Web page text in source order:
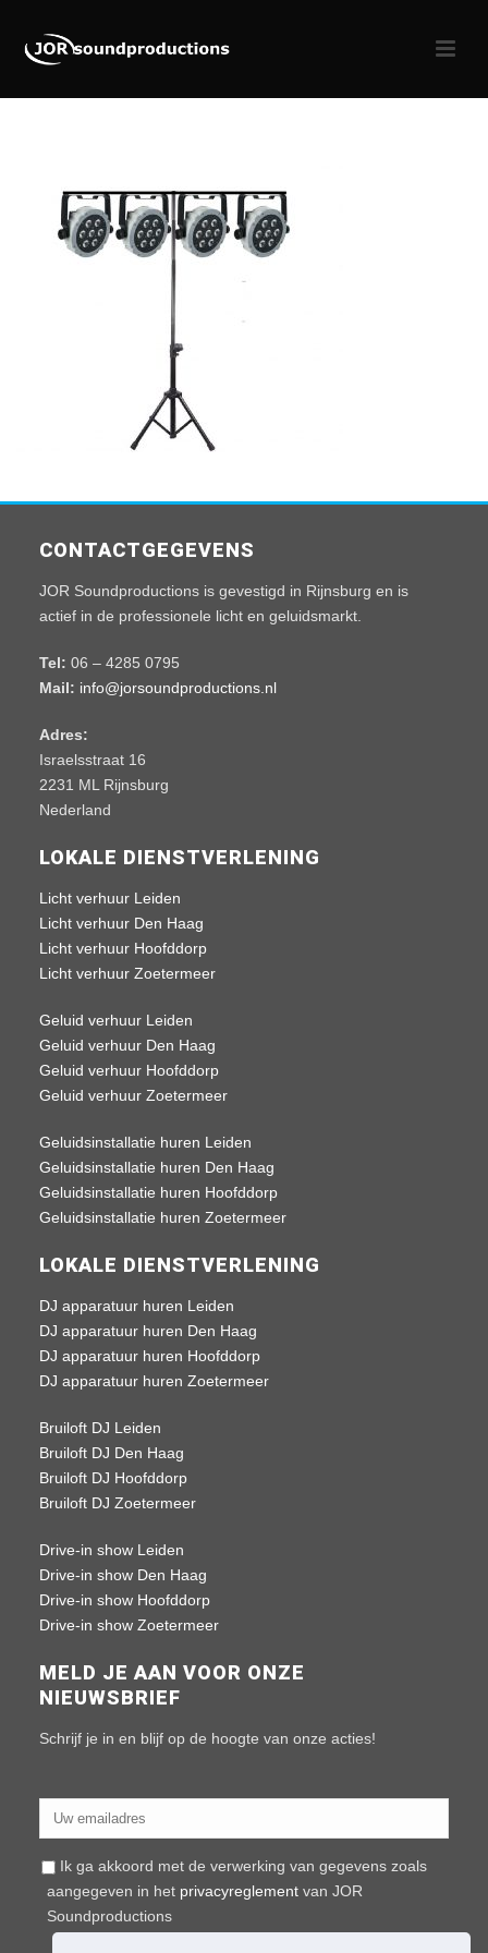
CONTACTGEGEVENS
JOR Soundproductions is gevestigd in Rijnsburg en is
actief in de professionele licht en geluidsmarkt.
Tel: 06 – 4285 0795
Mail: info@jorsoundproductions.nl
Adres:
Israelsstraat 16
2231 ML Rijnsburg
Nederland
LOKALE DIENSTVERLENING
Licht verhuur Leiden
Licht verhuur Den Haag
Licht verhuur Hoofddorp
Licht verhuur Zoetermeer
Geluid verhuur Leiden
Geluid verhuur Den Haag
Geluid verhuur Hoofddorp
Geluid verhuur Zoetermeer
Geluidsinstallatie huren Leiden
Geluidsinstallatie huren Den Haag
Geluidsinstallatie huren Hoofddorp
Geluidsinstallatie huren Zoetermeer
LOKALE DIENSTVERLENING
DJ apparatuur huren Leiden
DJ apparatuur huren Den Haag
DJ apparatuur huren Hoofddorp
DJ apparatuur huren Zoetermeer
Bruiloft DJ Leiden
Bruiloft DJ Den Haag
Bruiloft DJ Hoofddorp
Bruiloft DJ Zoetermeer
Drive-in show Leiden
Drive-in show Den Haag
Drive-in show Hoofddorp
Drive-in show Zoetermeer
MELD JE AAN VOOR ONZE
NIEUWSBRIEF
Schrijf je in en blijf op de hoogte van onze acties!
Ik ga akkoord met de verwerking van gegevens zoals
aangegeven in het privacyreglement van JOR
Soundproductions